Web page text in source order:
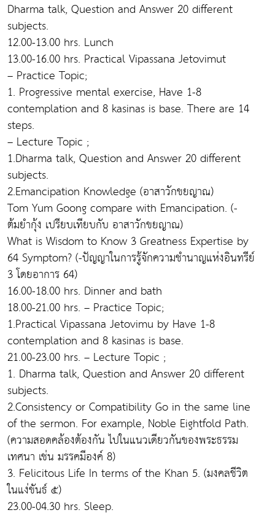
Dharma talk, Question and Answer 20 different
subjects.
12.00-13.00 hrs. Lunch
13.00-16.00 hrs. Practical Vipassana Jetovimut
– Practice Topic;
1. Progressive mental exercise, Have 1-8
contemplation and 8 kasinas is base. There are 14
steps.
– Lecture Topic ;
1.Dharma talk, Question and Answer 20 different
subjects.
2.Emancipation Knowledge (อาสาวักขยญาณ)
Tom Yum Goong compare with Emancipation. (-
ต้มยำกุ้ง เปรียบเทียบกับ อาสาวักขยญาณ)
What is Wisdom to Know 3 Greatness Expertise by
64 Symptom? (-ปัญญาในการรู้จักความชำนาญแห่งอินทรีย์
3 โดยอาการ 64)
16.00-18.00 hrs. Dinner and bath
18.00-21.00 hrs. – Practice Topic;
1.Practical Vipassana Jetovimu by Have 1-8
contemplation and 8 kasinas is base.
21.00-23.00 hrs. – Lecture Topic ;
1. Dharma talk, Question and Answer 20 different
subjects.
2.Consistency or Compatibility Go in the same line
of the sermon. For example, Noble Eightfold Path.
(ความสอดคล้องต้องกัน ไปในแนวเดียวกันของพระธรรม
เทศนา เช่น มรรคมีองค์ 8)
3. Felicitous Life In terms of the Khan 5. (มงคลชีวิต
ในแง่ขันธ์ ๕)
23.00-04.30 hrs. Sleep.